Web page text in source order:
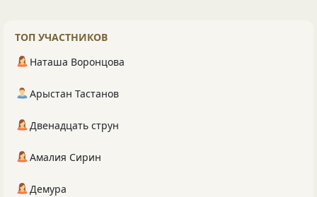
ТОП УЧАСТНИКОВ
Наташа Воронцова
Арыстан Тастанов
Двенадцать струн
Амалия Сирин
Демура